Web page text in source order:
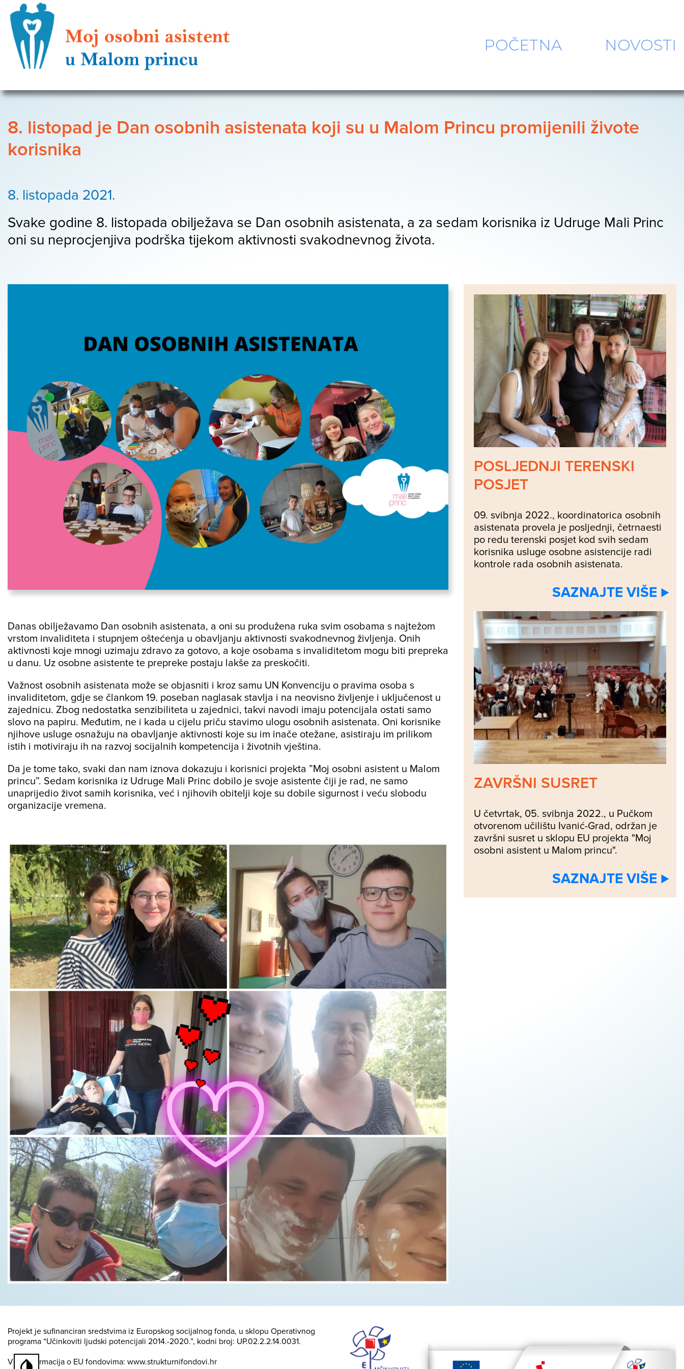
POČETNA NOVOSTI
8. listopad je Dan osobnih asistenata koji su u Malom Princu promijenili živote
korisnika
8. listopada 2021.
Svake godine 8. listopada obilježava se Dan osobnih asistenata, a za sedam korisnika iz Udruge Mali Princ
oni su neprocjenjiva podrška tijekom aktivnosti svakodnevnog života.
Danas obilježavamo Dan osobnih asistenata, a oni su produžena ruka svim osobama s najtežom
vrstom invaliditeta i stupnjem oštećenja u obavljanju aktivnosti svakodnevnog življenja. Onih
aktivnosti koje mnogi uzimaju zdravo za gotovo, a koje osobama s invaliditetom mogu biti prepreka
u danu. Uz osobne asistente te prepreke postaju lakše za preskočiti.
Važnost osobnih asistenata može se objasniti i kroz samu UN Konvenciju o pravima osoba s
invaliditetom, gdje se člankom 19. poseban naglasak stavlja i na neovisno življenje i uključenost u
zajednicu. Zbog nedostatka senzibiliteta u zajednici, takvi navodi imaju potencijala ostati samo
slovo na papiru. Međutim, ne i kada u cijelu priču stavimo ulogu osobnih asistenata. Oni korisnike
njihove usluge osnažuju na obavljanje aktivnosti koje su im inače otežane, asistiraju im prilikom
istih i motiviraju ih na razvoj socijalnih kompetencija i životnih vještina.
Da je tome tako, svaki dan nam iznova dokazuju i korisnici projekta ”Moj osobni asistent u Malom
princu”. Sedam korisnika iz Udruge Mali Princ dobilo je svoje asistente čiji je rad, ne samo
unaprijedio život samih korisnika, već i njihovih obitelji koje su dobile sigurnost i veću slobodu
organizacije vremena.
POSLJEDNJI TERENSKI
POSJET
09. svibnja 2022., koordinatorica osobnih
asistenata provela je posljednji, četrnaesti
po redu terenski posjet kod svih sedam
korisnika usluge osobne asistencije radi
kontrole rada osobnih asistenata.
SAZNAJTE VIŠE ⊲
ZAVRŠNI SUSRET
U četvrtak, 05. svibnja 2022., u Pučkom
otvorenom učilištu Ivanić-Grad, održan je
završni susret u sklopu EU projekta "Moj
osobni asistent u Malom princu".
SAZNAJTE VIŠE ⊲
Projekt je sufinanciran sredstvima iz Europskog socijalnog fonda, u sklopu Operativnog
programa “Učinkoviti ljudski potencijali 2014.-2020.”, kodni broj: UP.02.2.2.14.0031.
Više informacija o EU fondovima: www.strukturnifondovi.hr